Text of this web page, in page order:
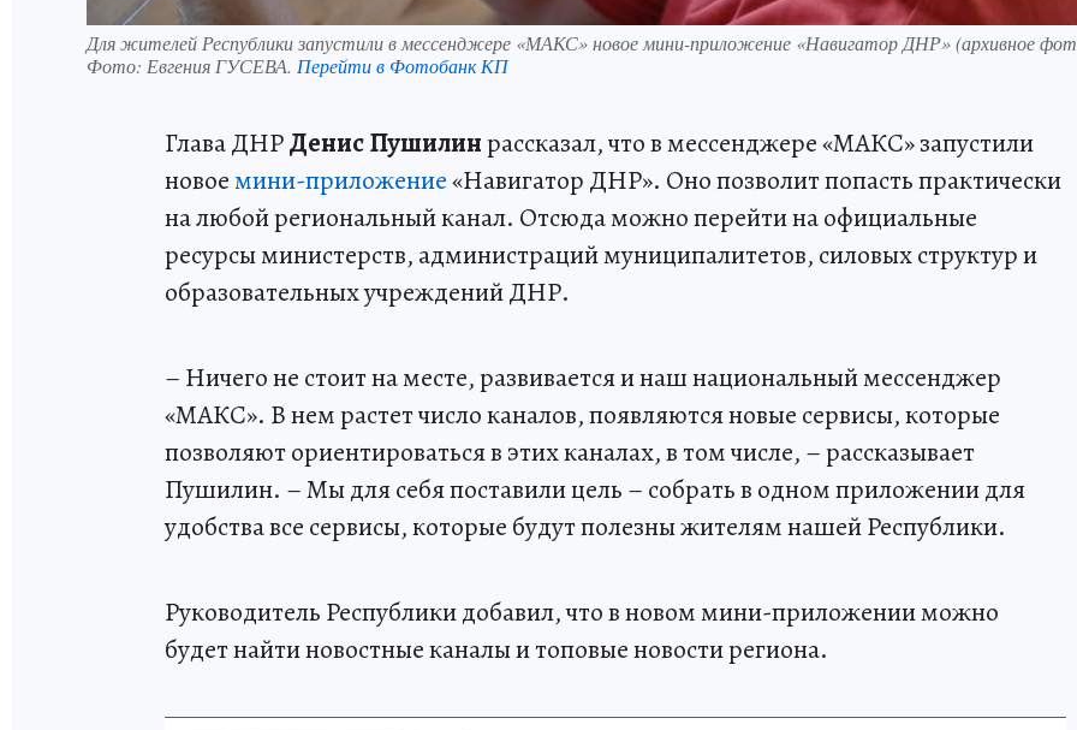
Для жителей Республики запустили в мессенджере «МАКС» новое мини-приложение «Навигатор ДНР» (архивное
Фото: Евгения ГУСЕВА. Перейти в Фотобанк КП
Глава ДНРДенис Пушилинрассказал, что в мессенджере «МАКС» запустили
новоемини-приложение«Навигатор ДНР». Оно позволит попасть практически
на любой региональный канал. Отсюда можно перейти на официальные
ресурсы министерств, администраций муниципалитетов, силовых структур и
образовательных учреждений ДНР.
– Ничего не стоит на месте, развивается и наш национальный мессенджер
«МАКС». В нем растет число каналов, появляются новые сервисы, которые
позволяют ориентироваться в этих каналах, в том числе, – рассказывает
Пушилин. – Мы для себя поставили цель – собрать в одном приложении для
удобства все сервисы, которые будут полезны жителям нашей Республики.
Руководитель Республики добавил, что в новом мини-приложении можно
будет найти новостные каналы и топовые новости региона.